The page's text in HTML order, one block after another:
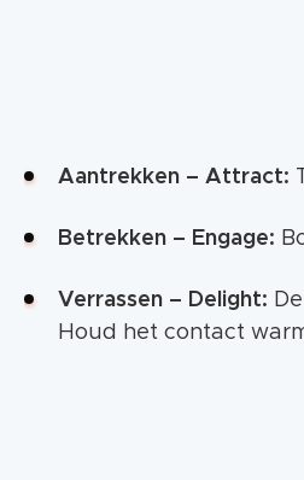
Aantrekken – Attract:
Betrekken – Engage:
Verrassen – Delight:
Houd het contact